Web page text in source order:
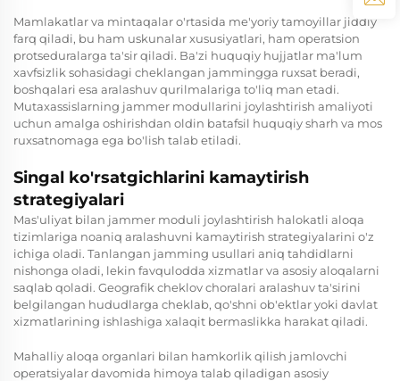
Mamlakatlar va mintaqalar o'rtasida me'yoriy tamoyillar jiddiy
farq qiladi, bu ham uskunalar xususiyatlari, ham operatsion
protseduralarga ta'sir qiladi. Ba'zi huquqiy hujjatlar ma'lum
xavfsizlik sohasidagi cheklangan jammingga ruxsat beradi,
boshqalari esa aralashuv qurilmalariga to'liq man etadi.
Mutaxassislarning jammer modullarini joylashtirish amaliyoti
uchun amalga oshirishdan oldin batafsil huquqiy sharh va mos
ruxsatnomaga ega bo'lish talab etiladi.
Singal ko'rsatgichlarini kamaytirish
strategiyalari
Mas'uliyat bilan jammer moduli joylashtirish halokatli aloqa
tizimlariga noaniq aralashuvni kamaytirish strategiyalarini o'z
ichiga oladi. Tanlangan jamming usullari aniq tahdidlarni
nishonga oladi, lekin favqulodda xizmatlar va asosiy aloqalarni
saqlab qoladi. Geografik cheklov choralari aralashuv ta'sirini
belgilangan hududlarga cheklab, qo'shni ob'ektlar yoki davlat
xizmatlarining ishlashiga xalaqit bermaslikka harakat qiladi.
Mahalliy aloqa organlari bilan hamkorlik qilish jamlovchi
operatsiyalar davomida himoya talab qiladigan asosiy